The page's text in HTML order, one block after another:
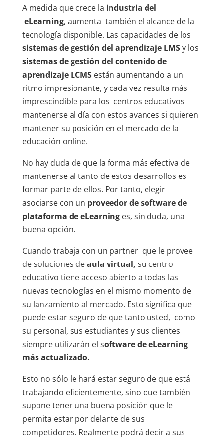
A medida que crece la industria del
eLearning, aumenta también el alcance de la
tecnología disponible. Las capacidades de los
sistemas de gestión del aprendizaje LMSy los
sistemas de gestión del contenido de
aprendizaje LCMSestán aumentando a un
ritmo impresionante, y cada vez resulta más
imprescindible para los centros educativos
mantenerse al día con estos avances si quieren
mantener su posición en el mercado de la
educación online.
No hay duda de que la forma más efectiva de
mantenerse al tanto de estos desarrollos es
formar parte de ellos. Por tanto, elegir
asociarse con un proveedor de software de
plataforma de eLearninges, sin duda, una
buena opción.
Cuando trabaja con un partner que le provee
de soluciones deaula virtual, su centro
educativo tiene acceso abierto a todas las
nuevas tecnologías en el mismo momento de
su lanzamiento al mercado. Esto significa que
puede estar seguro de que tanto usted, como
su personal, sus estudiantes y sus clientes
siempre utilizarán el software de eLearning
más actualizado.
Esto no sólo le hará estar seguro de que está
trabajando eficientemente, sino que también
supone tener una buena posición que le
permita estar por delante de sus
competidores. Realmente podrá decir a sus